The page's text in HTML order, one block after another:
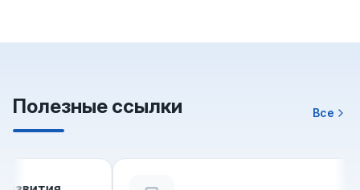
Полезные ссылки Все